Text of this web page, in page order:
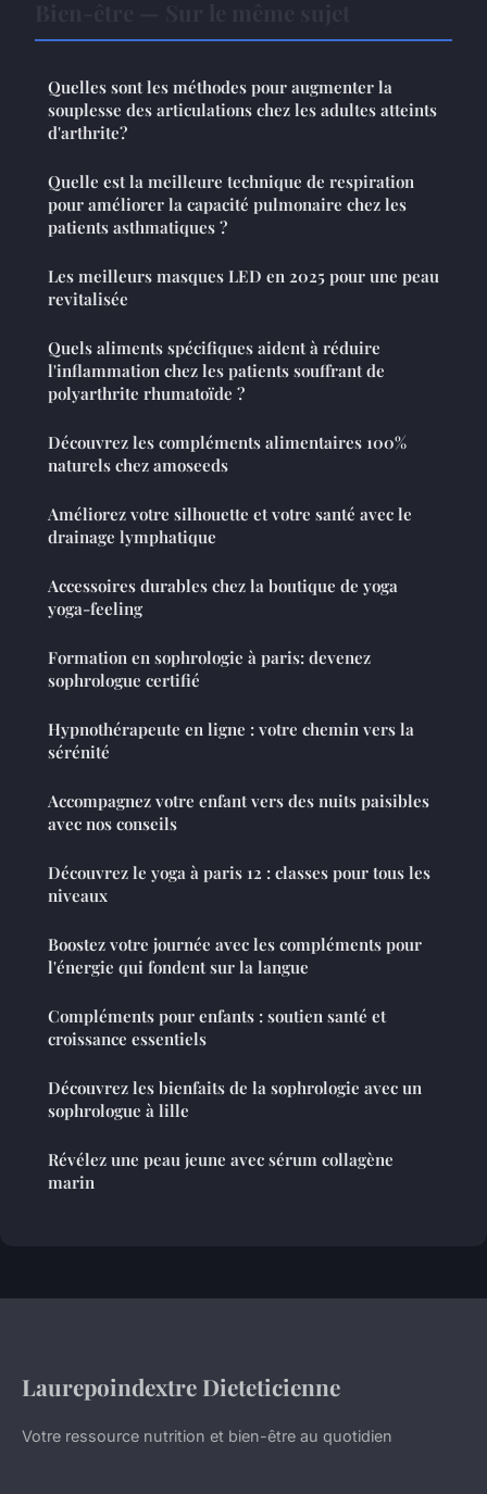
Quelles sont les méthodes pour augmenter la
souplesse des articulations chez les adultes atteints
d'arthrite?
Quelle est la meilleure technique de respiration
pour améliorer la capacité pulmonaire chez les
patients asthmatiques ?
Les meilleurs masques LED en 2025 pour une peau
revitalisée
Quels aliments spécifiques aident à réduire
l'inflammation chez les patients souffrant de
polyarthrite rhumatoïde ?
Découvrez les compléments alimentaires 100%
naturels chez amoseeds
Améliorez votre silhouette et votre santé avec le
drainage lymphatique
Accessoires durables chez la boutique de yoga
yoga-feeling
Formation en sophrologie à paris: devenez
sophrologue certifié
Hypnothérapeute en ligne : votre chemin vers la
sérénité
Accompagnez votre enfant vers des nuits paisibles
avec nos conseils
Découvrez le yoga à paris 12 : classes pour tous les
niveaux
Boostez votre journée avec les compléments pour
l'énergie qui fondent sur la langue
Compléments pour enfants : soutien santé et
croissance essentiels
Découvrez les bienfaits de la sophrologie avec un
sophrologue à lille
Révélez une peau jeune avec sérum collagène
marin
Laurepoindextre Dieteticienne
Votre ressource nutrition et bien-être au quotidien